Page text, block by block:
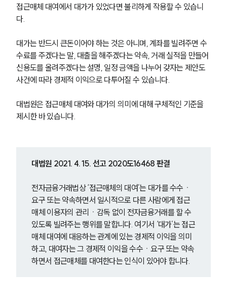
접근매체 대여에서 대가가 있었다면 불리하게 작용할 수 있습니
다.
대가는 반드시 큰돈이어야 하는 것은 아니며, 계좌를 빌려주면 수
수료를 주겠다는 말, 대출을 해주겠다는 약속, 거래 실적을 만들어
신용도를 올려주겠다는 설명, 일정 금액을 나누어 갖자는 제안도
사건에 따라 경제적 이익으로 다투어질 수 있습니다.
대법원은 접근매체 대여와 대가의 의미에 대해 구체적인 기준을
제시한 바 있습니다.
대법원 2021. 4. 15. 선고 2020도16468 판결
전자금융거래법상 ‘접근매체의 대여’는 대가를 수수ㆍ
요구 또는 약속하면서 일시적으로 다른 사람에게 접근
매체 이용자의 관리ㆍ감독 없이 전자금융거래를 할 수
있도록 빌려주는 행위를 말합니다. 여기서 ‘대가’는 접근
매체 대여에 대응하는 관계에 있는 경제적 이익을 의미
하고, 대여자는 그 경제적 이익을 수수ㆍ요구 또는 약속
하면서 접근매체를 대여한다는 인식이 있어야 합니다.